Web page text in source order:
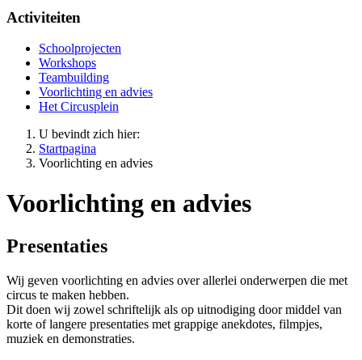
Activiteiten
Schoolprojecten
Workshops
Teambuilding
Voorlichting en advies
Het Circusplein
U bevindt zich hier:
Startpagina
Voorlichting en advies
Voorlichting en advies
Presentaties
Wij geven voorlichting en advies over allerlei onderwerpen die met
circus te maken hebben.
Dit doen wij zowel schriftelijk als op uitnodiging door middel van
korte of langere presentaties met grappige anekdotes, filmpjes,
muziek en demonstraties.